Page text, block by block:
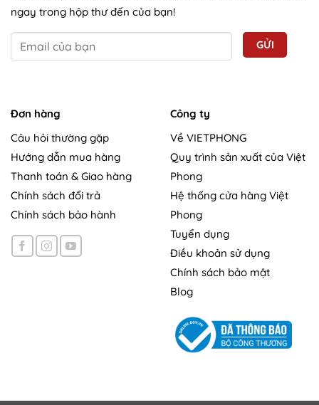
ngay trong hộp thư đến của bạn!
Đơn hàng
Câu hỏi thường gặp
Hướng dẫn mua hàng
Thanh toán & Giao hàng
Chính sách đổi trả
Chính sách bảo hành
Công ty
Về VIETPHONG
Quy trình sản xuất của Việt
Phong
Hệ thống cửa hàng Việt
Phong
Tuyển dụng
Điều khoản sử dụng
Chính sách bảo mật
Blog